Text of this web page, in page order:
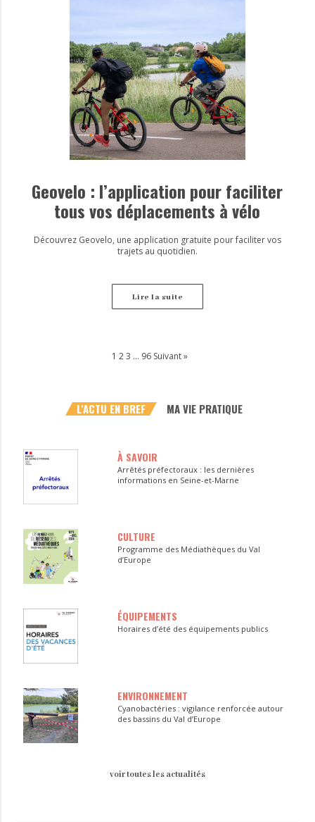
concernant les perturbations des lignes de bus.
Geovelo : l’application pour faciliter
tous vos déplacements à vélo
Découvrez Geovelo, une application gratuite pour faciliter vos
trajets au quotidien.
Lire la suite
1 2 3 … 96 Suivant »
L'ACTU EN BREF MA VIE PRATIQUE
À SAVOIR
Arrêtés préfectoraux : les dernières
informations en Seine-et-Marne
CULTURE
Programme des Médiathèques du Val
d’Europe
ÉQUIPEMENTS
Horaires d’été des équipements publics
ENVIRONNEMENT
Cyanobactéries : vigilance renforcée autour
des bassins du Val d’Europe
voir toutes les actualités